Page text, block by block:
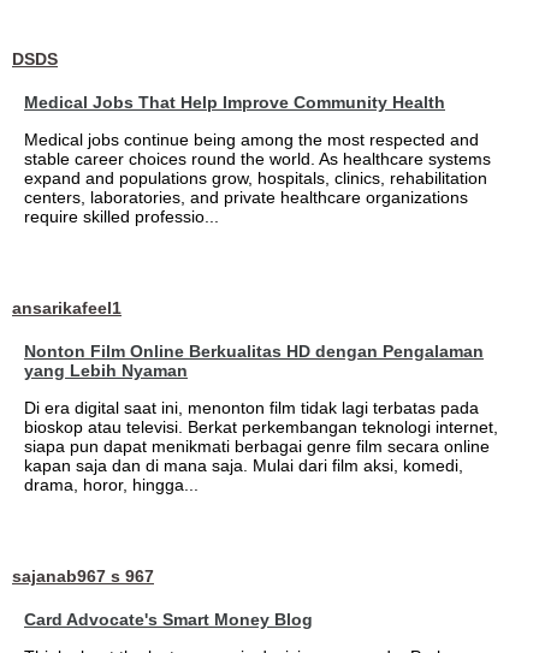
DSDS
Medical Jobs That Help Improve Community Health
Medical jobs continue being among the most respected and
stable career choices round the world. As healthcare systems
expand and populations grow, hospitals, clinics, rehabilitation
centers, laboratories, and private healthcare organizations
require skilled professio...
ansarikafeel1
Nonton Film Online Berkualitas HD dengan Pengalaman
yang Lebih Nyaman
Di era digital saat ini, menonton film tidak lagi terbatas pada
bioskop atau televisi. Berkat perkembangan teknologi internet,
siapa pun dapat menikmati berbagai genre film secara online
kapan saja dan di mana saja. Mulai dari film aksi, komedi,
drama, horor, hingga...
sajanab967 s 967
Card Advocate's Smart Money Blog